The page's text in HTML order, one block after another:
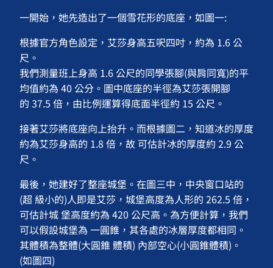
一開始，她先造出了一個雪花形的底座，如圖一:
根據官方角色設定，艾莎身高五呎四吋，約為 1.6 公
尺。
我們測量班上身高 1.6 公尺的同學張腳(與肩同寬)的平
均值約為 40 公分。圖中底座的半徑為艾莎張開腳
的 37.5 倍，由比例運算得底面半徑約 15 公尺。
接著艾莎將底座向上抬升。而根據圖二，知道冰的厚度
約為艾莎身高的 1.8 倍，故 可估計冰的厚度約 2.9 公
尺。
最後，她建好了整座城堡。在圖三中，中央窗口站的
(超 級小的)人即是艾莎，城堡高度為人形的 262.5 倍，
可估計城 堡高度約為 420 公尺高。為方便計算，我們
可以假設城堡為 一圓錐，其各處的冰層厚度都相同。
其體積為整體(大圓錐 體積) 內部空心(小圓錐體積)。
(如圖四)